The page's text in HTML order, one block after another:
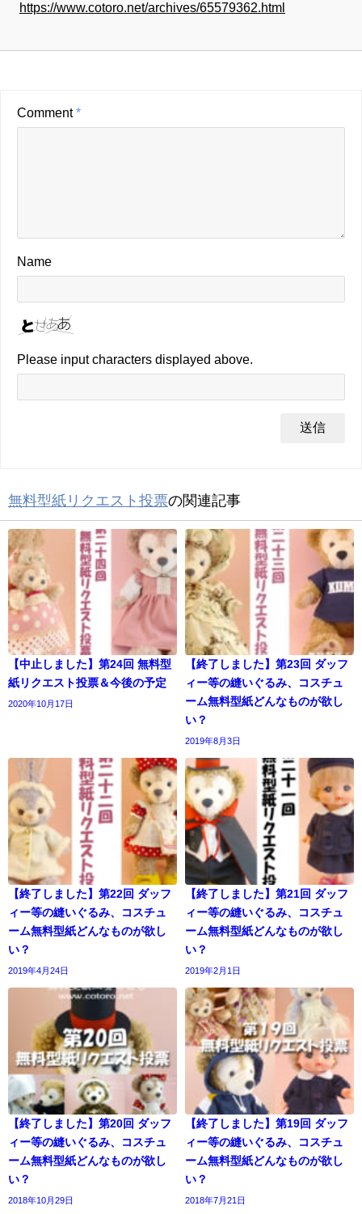
https://www.cotoro.net/archives/65579362.html
Comment*
Name
Please input characters displayed above.
無料型紙リクエスト投票の関連記事
【中止しました】第24回 無料型
紙リクエスト投票＆今後の予定
2020年10月17日
【終了しました】第23回 ダッフ
ィー等の縫いぐるみ、コスチュ
ーム無料型紙どんなものが欲し
い？
2019年8月3日
【終了しました】第22回 ダッフ
ィー等の縫いぐるみ、コスチュ
ーム無料型紙どんなものが欲し
い？
2019年4月24日
【終了しました】第21回 ダッフ
ィー等の縫いぐるみ、コスチュ
ーム無料型紙どんなものが欲し
い？
2019年2月1日
【終了しました】第20回 ダッフ
ィー等の縫いぐるみ、コスチュ
ーム無料型紙どんなものが欲し
い？
2018年10月29日
【終了しました】第19回 ダッフ
ィー等の縫いぐるみ、コスチュ
ーム無料型紙どんなものが欲し
い？
2018年7月21日